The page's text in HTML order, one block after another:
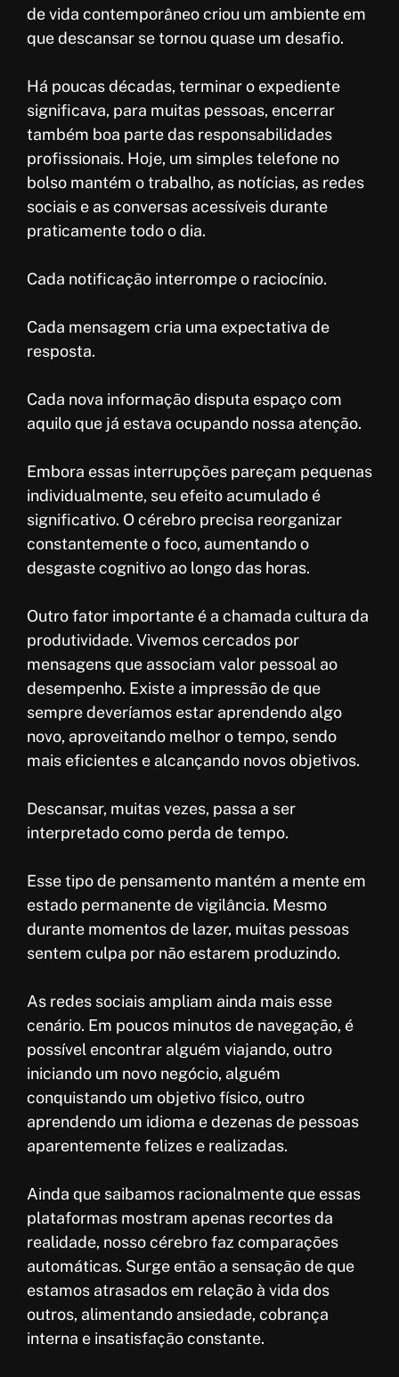
de vida contemporâneo criou um ambiente em
que descansar se tornou quase um desafio.
Há poucas décadas, terminar o expediente
significava, para muitas pessoas, encerrar
também boa parte das responsabilidades
profissionais. Hoje, um simples telefone no
bolso mantém o trabalho, as notícias, as redes
sociais e as conversas acessíveis durante
praticamente todo o dia.
Cada notificação interrompe o raciocínio.
Cada mensagem cria uma expectativa de
resposta.
Cada nova informação disputa espaço com
aquilo que já estava ocupando nossa atenção.
Embora essas interrupções pareçam pequenas
individualmente, seu efeito acumulado é
significativo. O cérebro precisa reorganizar
constantemente o foco, aumentando o
desgaste cognitivo ao longo das horas.
Outro fator importante é a chamada cultura da
produtividade. Vivemos cercados por
mensagens que associam valor pessoal ao
desempenho. Existe a impressão de que
sempre deveríamos estar aprendendo algo
novo, aproveitando melhor o tempo, sendo
mais eficientes e alcançando novos objetivos.
Descansar, muitas vezes, passa a ser
interpretado como perda de tempo.
Esse tipo de pensamento mantém a mente em
estado permanente de vigilância. Mesmo
durante momentos de lazer, muitas pessoas
sentem culpa por não estarem produzindo.
As redes sociais ampliam ainda mais esse
cenário. Em poucos minutos de navegação, é
possível encontrar alguém viajando, outro
iniciando um novo negócio, alguém
conquistando um objetivo físico, outro
aprendendo um idioma e dezenas de pessoas
aparentemente felizes e realizadas.
Ainda que saibamos racionalmente que essas
plataformas mostram apenas recortes da
realidade, nosso cérebro faz comparações
automáticas. Surge então a sensação de que
estamos atrasados em relação à vida dos
outros, alimentando ansiedade, cobrança
interna e insatisfação constante.